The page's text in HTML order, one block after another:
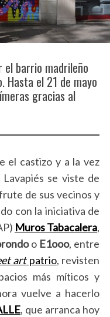
el barrio madrileño
Hasta el 21 de mayo
gracias al
el castizo y a la vez
se viste de
de sus vecinos y
con la iniciativa de
Muros Tabacalera,
o E1ooo, entre
artpatrio, revisten
más míticos y
vuelve a hacerlo
, que arranca hoy